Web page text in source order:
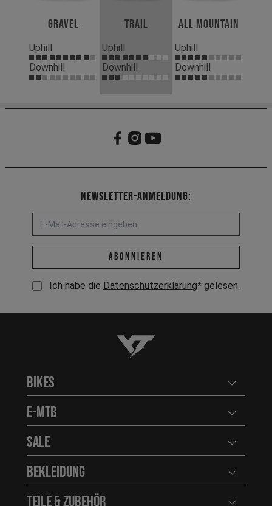
Gravel
Uphill
Downhill
Trail
Uphill
Downhill
All Mountain
Uphill
Downhill
Newsletter-Anmeldung:
E-Mail-Adresse *
abonnieren
Ich habe die Datenschutzerklärung* gelesen.
YT-Industries
Bikes
E-MTB
Sale
Bekleidung
Teile & Zubehör